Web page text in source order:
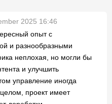
2025 16:46
опыт с
и разнообразными
неплохая, но могли бы
и улучшить
управление иногда
проект имеет